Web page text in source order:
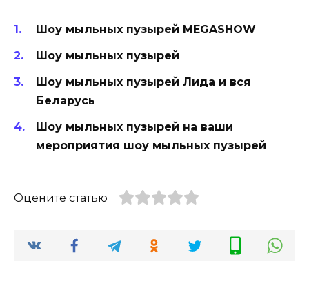
Шоу мыльных пузырей MEGASHOW
Шоу мыльных пузырей
Шоу мыльных пузырей Лида и вся
Беларусь
Шоу мыльных пузырей на ваши
мероприятия шоу мыльных пузырей
Оцените статью